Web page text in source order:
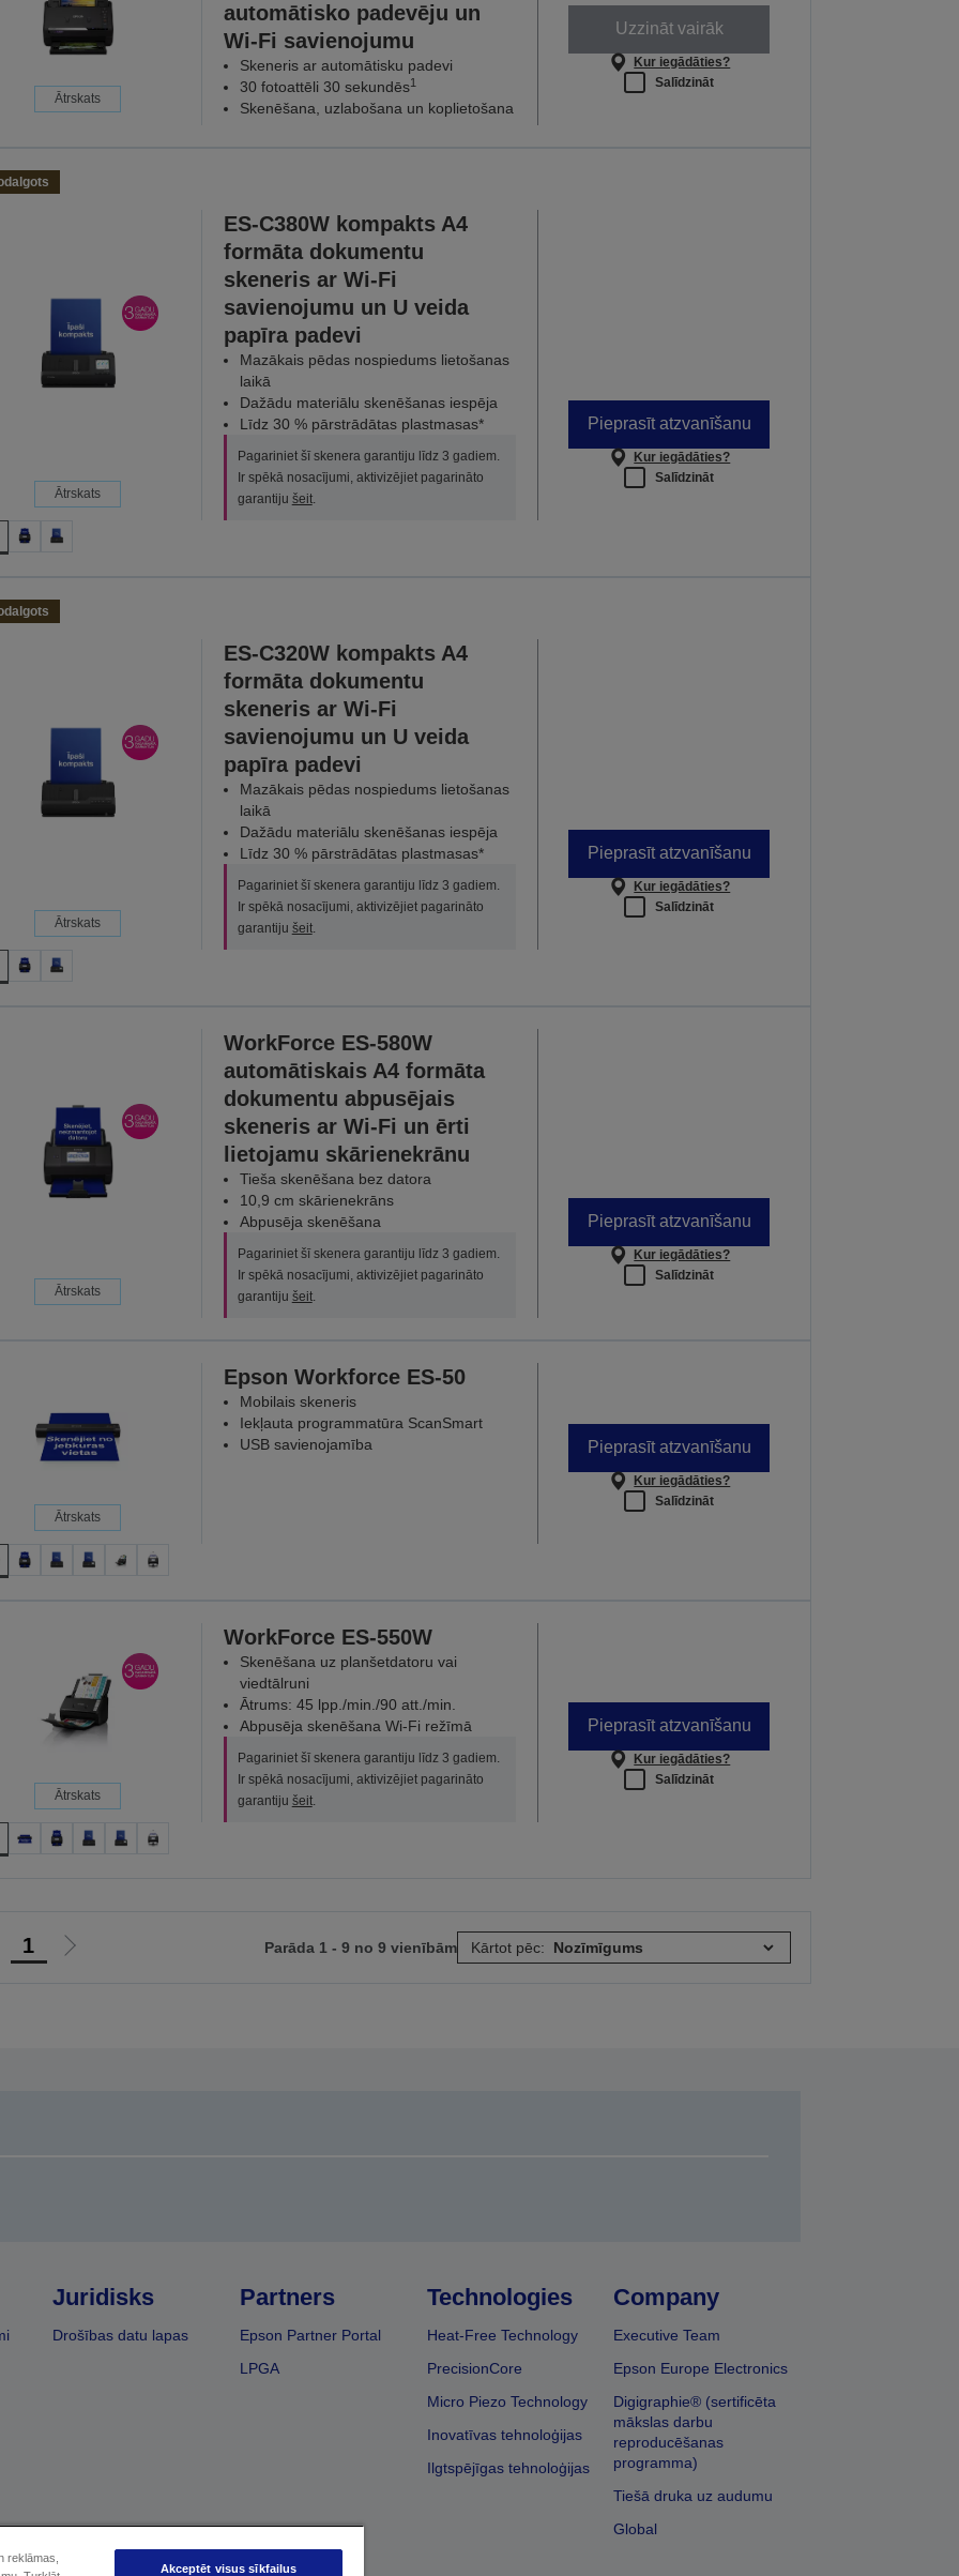
Ātrskats
automātisko padevēju un
Wi-Fi savienojumu
Skeneris ar automātisku padevi
30 fotoattēli 30 sekundēs1
Skenēšana, uzlabošana un koplietošana
Uzzināt vairāk
Kur iegādāties?
Salīdzināt
Ātrskats
ES-C380W kompakts A4
formāta dokumentu
skeneris ar Wi-Fi
savienojumu un U veida
papīra padevi
Mazākais pēdas nospiedums lietošanas
laikā
Dažādu materiālu skenēšanas iespēja
Līdz 30 % pārstrādātas plastmasas*
Pagariniet šī skenera garantiju līdz 3 gadiem.
Ir spēkā nosacījumi, aktivizējiet pagarināto
garantiju šeit.
Pieprasīt atzvanīšanu
Kur iegādāties?
Salīdzināt
Ātrskats
ES-C320W kompakts A4
formāta dokumentu
skeneris ar Wi-Fi
savienojumu un U veida
papīra padevi
Mazākais pēdas nospiedums lietošanas
laikā
Dažādu materiālu skenēšanas iespēja
Līdz 30 % pārstrādātas plastmasas*
Pagariniet šī skenera garantiju līdz 3 gadiem.
Ir spēkā nosacījumi, aktivizējiet pagarināto
garantiju šeit.
Pieprasīt atzvanīšanu
Kur iegādāties?
Salīdzināt
Ātrskats
WorkForce ES-580W
automātiskais A4 formāta
dokumentu abpusējais
skeneris ar Wi-Fi un ērti
lietojamu skārienekrānu
Tieša skenēšana bez datora
10,9 cm skārienekrāns
Abpusēja skenēšana
Pagariniet šī skenera garantiju līdz 3 gadiem.
Ir spēkā nosacījumi, aktivizējiet pagarināto
garantiju šeit.
Pieprasīt atzvanīšanu
Kur iegādāties?
Salīdzināt
Ātrskats
Epson Workforce ES-50
Mobilais skeneris
Iekļauta programmatūra ScanSmart
USB savienojamība
Pieprasīt atzvanīšanu
Kur iegādāties?
Salīdzināt
Ātrskats
WorkForce ES-550W
Skenēšana uz planšetdatoru vai
viedtālruni
Ātrums: 45 lpp./min./90 att./min.
Abpusēja skenēšana Wi-Fi režīmā
Pagariniet šī skenera garantiju līdz 3 gadiem.
Ir spēkā nosacījumi, aktivizējiet pagarināto
garantiju šeit.
Pieprasīt atzvanīšanu
Kur iegādāties?
Salīdzināt
1
Iet
Parāda 1 - 9 no 9 vienībām Kārtot pēc:
Juridisks
Drošības datu lapas
Partners
Epson Partner Portal
LPGA
Technologies
Heat-Free Technology
PrecisionCore
Micro Piezo Technology
Inovatīvas tehnoloģijas
Ilgtspējīgas tehnoloģijas
Company
Executive Team
Epson Europe Electronics
Digigraphie® (sertificēta
mākslas darbu
reproducēšanas
programma)
Tiešā druka uz audumu
Global
reklāmas,
Akceptēt visus sīkfailus